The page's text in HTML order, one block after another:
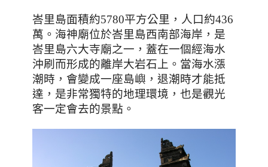
峇里島面積約5780平方公里，人口約436
萬。海神廟位於峇里島西南部海岸，是
峇里島六大寺廟之一，蓋在一個經海水
沖刷而形成的離岸大岩石上。當海水漲
潮時，會變成一座島嶼，退潮時才能抵
達，是非常獨特的地理環境，也是觀光
客一定會去的景點。